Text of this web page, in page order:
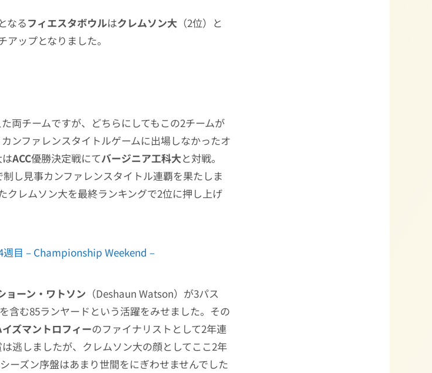
なるフィエスタボウルはクレムソン大 （2位）と
アップとなりました。
両チームですが、どちらにしてもこの2チームが
ンファレンスタイトルゲームに出場しなかったオ
ACC優勝決定戦にてバージニア工科大と対戦。
し見事カンファレンスタイトル連覇を果たしま
クレムソン大を最終ランキングで2位に押し上げ
週目 – Championship Weekend –
ョーン・ワトソン （Deshaun Watson）が3パス
含む85ランヤードという活躍をみせました。その
イズマントロフィーのファイナリストとして2年連
逃しましたが、クレムソン大の顔としてここ2年
ーズン序盤はあまり世間をにぎわせませんでした